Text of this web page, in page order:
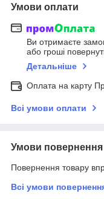
Умови оплати
Ви отримаєте
або гроші
Детальніше
Оплата на карту
Всі умови оплати
Умови повернення
Повернення товару
Всі умови